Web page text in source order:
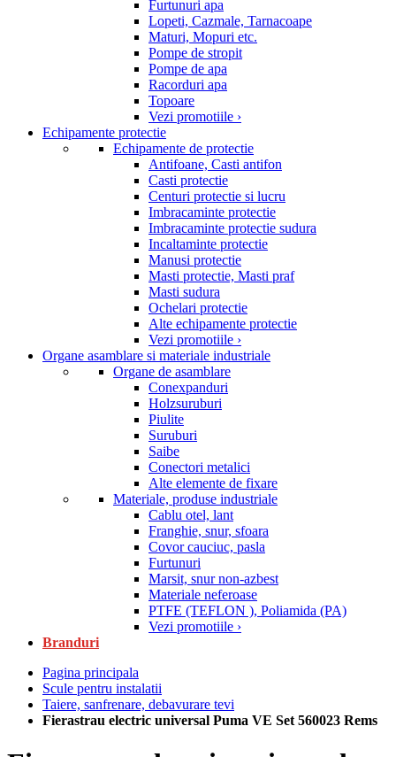
Furtunuri apa
Lopeti, Cazmale, Tarnacoape
Maturi, Mopuri etc.
Pompe de stropit
Pompe de apa
Racorduri apa
Topoare
Vezi promotiile ›
Echipamente protectie
Echipamente de protectie
Antifoane, Casti antifon
Casti protectie
Centuri protectie si lucru
Imbracaminte protectie
Imbracaminte protectie sudura
Incaltaminte protectie
Manusi protectie
Masti protectie, Masti praf
Masti sudura
Ochelari protectie
Alte echipamente protectie
Vezi promotiile ›
Organe asamblare si materiale industriale
Organe de asamblare
Conexpanduri
Holzsuruburi
Piulite
Suruburi
Saibe
Conectori metalici
Alte elemente de fixare
Materiale, produse industriale
Cablu otel, lant
Franghie, snur, sfoara
Covor cauciuc, pasla
Furtunuri
Marsit, snur non-azbest
Materiale neferoase
PTFE (TEFLON ), Poliamida (PA)
Vezi promotiile ›
Branduri
Pagina principala
Scule pentru instalatii
Taiere, sanfrenare, debavurare tevi
Fierastrau electric universal Puma VE Set 560023 Rems